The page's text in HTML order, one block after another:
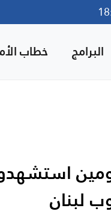
البرامج خطاب
تنعى 3 مقاومين
لبنان